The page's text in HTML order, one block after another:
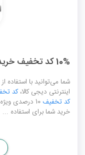
10% کد تخفیف خرید اول سینماتیکت در دیجی کلاب
شما می‌توانید با
اینترنتی دیجی کالا،کد
کد تخفیف
10 درصدی
خرید شما برای استفاده ...